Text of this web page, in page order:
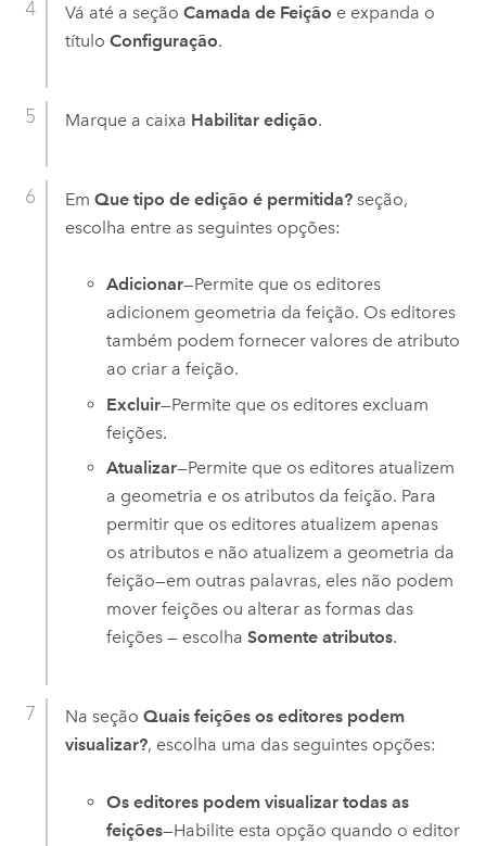
Vá até a seção Camada de Feição e expanda o
título Configuração.
Marque a caixa Habilitar edição.
Em Que tipo de edição é permitida?seção,
escolha entre as seguintes opções:
Adicionar—Permite que os editores
adicionem geometria da feição. Os editores
também podem fornecer valores de atributo
ao criar a feição.
Excluir—Permite que os editores excluam
feições.
Atualizar—Permite que os editores atualizem
a geometria e os atributos da feição. Para
permitir que os editores atualizem apenas
os atributos e não atualizem a geometria da
feição—em outras palavras, eles não podem
mover feições ou alterar as formas das
feições — escolhaSomente atributos.
Na seção Quais feições os editores podem
visualizar?, escolha uma das seguintes opções:
Os editores podem visualizar todas as
feições—Habilite esta opção quando o editor